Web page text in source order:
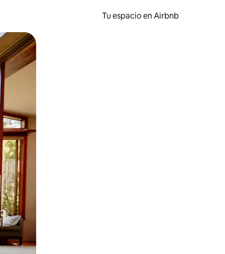
Tu espacio en Airbnb
tocando y deslizando la pantalla.